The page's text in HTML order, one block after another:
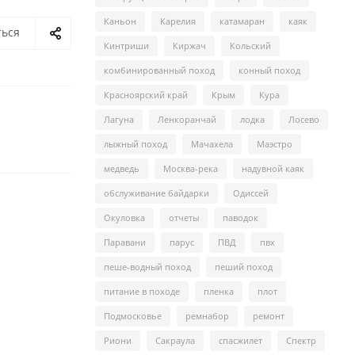
Каньон Карелия катамаран каяк
Кинтриши Киржач Кольский
комбинированный поход конный поход
Красноярский край Крым Кура
Лагуна Ленкоранчай лодка Лосево
лыжный поход Мачахела Маэстро
медведь Москва-река надувной каяк
обслуживание байдарки Одиссей
Окуловка отчеты паводок
Паравани парус ПВД пвх
пеше-водный поход пеший поход
питание в походе пленка плот
Подмосковье ремнабор ремонт
Риони Сакраула спасжилет Спектр